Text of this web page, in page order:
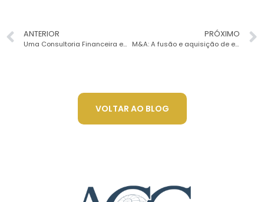
ANTERIOR
Uma Consultoria Financeira empresarial pode salvar negócios
PRÓXIMO
M&A: A fusão e aquisição de empresas
VOLTAR AO BLOG